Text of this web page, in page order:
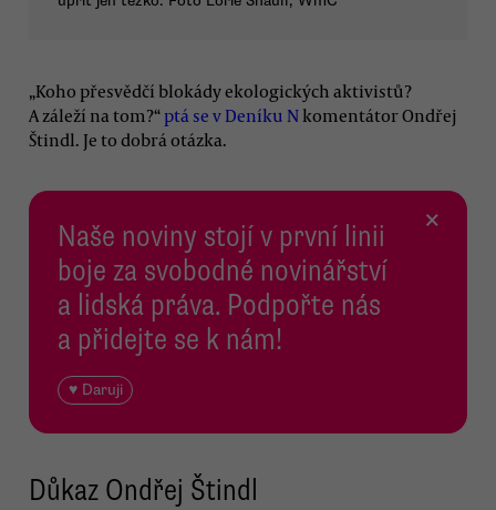
„Koho přesvědčí blokády ekologických aktivistů?
A záleží na tom?“ ptá se v Deníku N komentátor Ondřej
Štindl. Je to dobrá otázka.
Naše noviny stojí v první linii
boje za svobodné novinářství
a lidská práva. Podpořte nás
a přidejte se k nám!
♥ Daruji
×
Důkaz Ondřej Štindl